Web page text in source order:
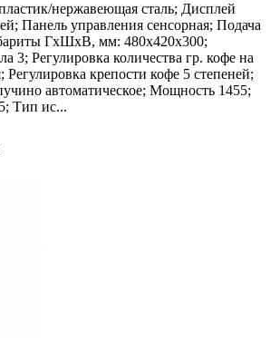
нержавеющая сталь; Дисплей
Панель управления сенсорная; Подача
ГхШхВ, мм: 480х420х300;
3; Регулировка количества гр. кофе на
Регулировка крепости кофе 5 степеней;
автоматическое; Мощность 1455;
Тип ис...